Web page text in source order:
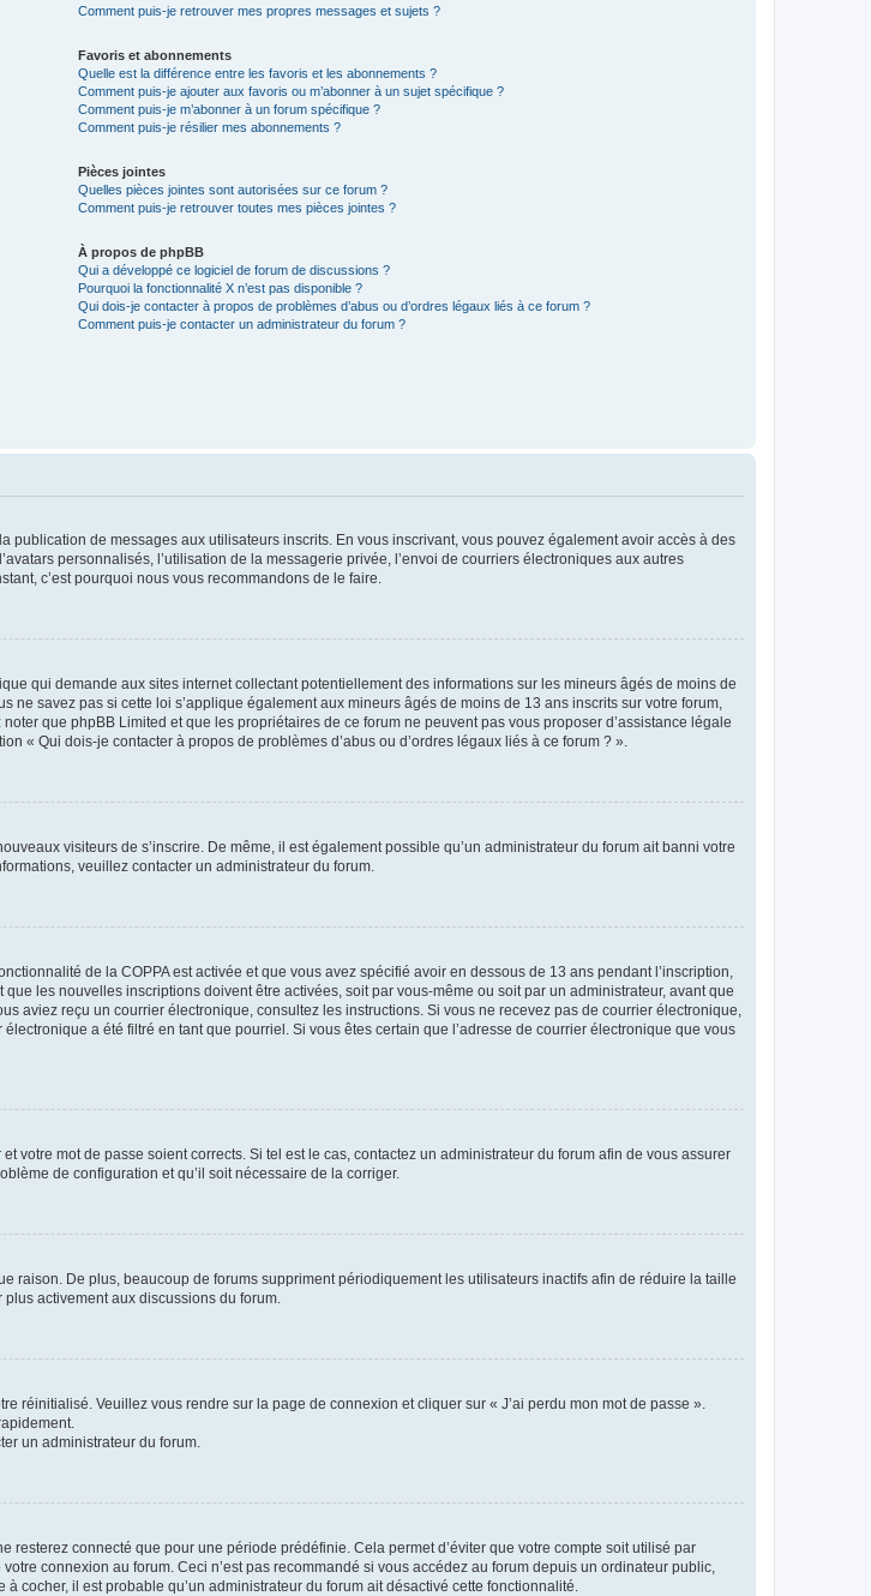
Comment puis-je retrouver mes propres messages et sujets ?
Favoris et abonnements
Quelle est la différence entre les favoris et les abonnements ?
Comment puis-je ajouter aux favoris ou m’abonner à un sujet spécifique ?
Comment puis-je m’abonner à un forum spécifique ?
Comment puis-je résilier mes abonnements ?
Pièces jointes
Quelles pièces jointes sont autorisées sur ce forum ?
Comment puis-je retrouver toutes mes pièces jointes ?
À propos de phpBB
Qui a développé ce logiciel de forum de discussions ?
Pourquoi la fonctionnalité X n’est pas disponible ?
Qui dois-je contacter à propos de problèmes d’abus ou d’ordres légaux liés à ce forum ?
Comment puis-je contacter un administrateur du forum ?
publication de messages aux utilisateurs inscrits. En vous inscrivant, vous pouvez également avoir accès à des
personnalisés, l’utilisation de la messagerie privée, l’envoi de courriers électroniques aux autres
c’est pourquoi nous vous recommandons de le faire.
qui demande aux sites internet collectant potentiellement des informations sur les mineurs âgés de moins de
savez pas si cette loi s’applique également aux mineurs âgés de moins de 13 ans inscrits sur votre forum,
que phpBB Limited et que les propriétaires de ce forum ne peuvent pas vous proposer d’assistance légale
« Qui dois-je contacter à propos de problèmes d’abus ou d’ordres légaux liés à ce forum ? ».
visiteurs de s’inscrire. De même, il est également possible qu’un administrateur du forum ait banni votre
veuillez contacter un administrateur du forum.
de la COPPA est activée et que vous avez spécifié avoir en dessous de 13 ans pendant l’inscription,
les nouvelles inscriptions doivent être activées, soit par vous-même ou soit par un administrateur, avant que
aviez reçu un courrier électronique, consultez les instructions. Si vous ne recevez pas de courrier électronique,
a été filtré en tant que pourriel. Si vous êtes certain que l’adresse de courrier électronique que vous
votre mot de passe soient corrects. Si tel est le cas, contactez un administrateur du forum afin de vous assurer
de configuration et qu’il soit nécessaire de la corriger.
raison. De plus, beaucoup de forums suppriment périodiquement les utilisateurs inactifs afin de réduire la taille
activement aux discussions du forum.
réinitialisé. Veuillez vous rendre sur la page de connexion et cliquer sur « J’ai perdu mon mot de passe ».
un administrateur du forum.
connecté que pour une période prédéfinie. Cela permet d’éviter que votre compte soit utilisé par
connexion au forum. Ceci n’est pas recommandé si vous accédez au forum depuis un ordinateur public,
cocher, il est probable qu’un administrateur du forum ait désactivé cette fonctionnalité.